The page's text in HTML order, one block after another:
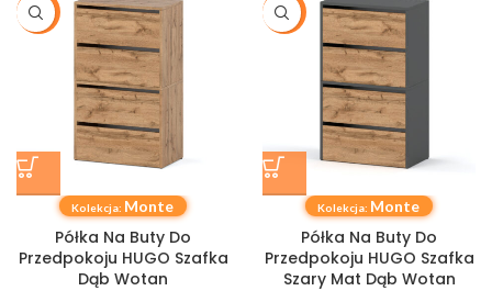
-27%
Kolekcja: Monte
Półka Na Buty Do
Przedpokoju HUGO Szafka
Dąb Wotan
-27%
Kolekcja: Monte
Półka Na Buty Do
Przedpokoju HUGO Szafka
Szary Mat Dąb Wotan